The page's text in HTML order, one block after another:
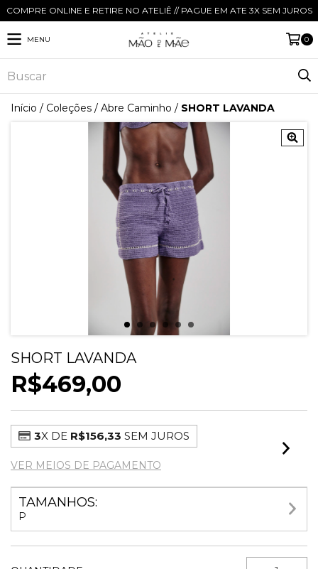
COMPRE ONLINE E RETIRE NO ATELIÊ // PAGUE EM ATE 3X SEM JUROS
MENU 0
Início / Coleções / Abre Caminho / SHORT LAVANDA
SHORT LAVANDA
R$469,00
3X DE R$156,33 SEM JUROS
VER MEIOS DE PAGAMENTO
TAMANHOS:
P